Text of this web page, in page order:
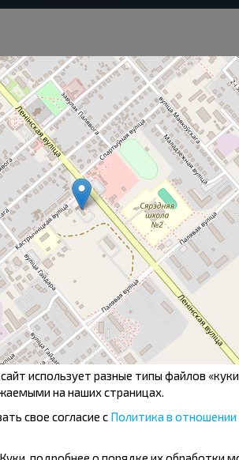
Подробности
используются cookies. Вы можете их
могут использоваться сайтами для
мы можем хранить файлы «куки» на
сайта. В отношении всех
использует разные типы файлов
на наших страницах.
свое согласие с Политика в
подробнее о порядке их обработки